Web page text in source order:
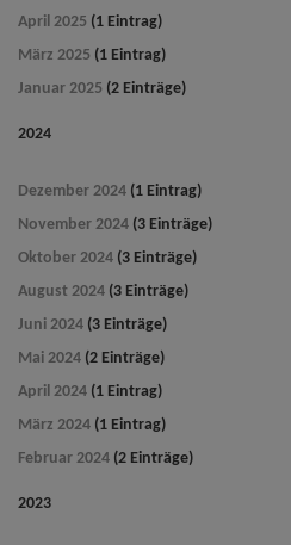
April 2025 (1 Eintrag)
März 2025 (1 Eintrag)
Januar 2025 (2 Einträge)
2024
Dezember 2024 (1 Eintrag)
November 2024 (3 Einträge)
Oktober 2024 (3 Einträge)
August 2024 (3 Einträge)
Juni 2024 (3 Einträge)
Mai 2024 (2 Einträge)
April 2024 (1 Eintrag)
März 2024 (1 Eintrag)
Februar 2024 (2 Einträge)
2023